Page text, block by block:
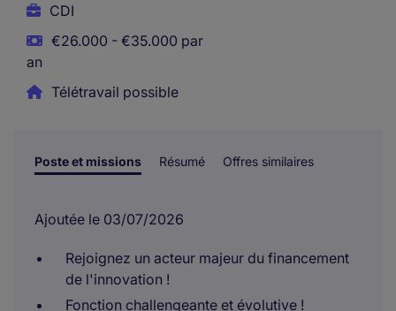
CDI
€26.000 - €35.000 par
an
Télétravail possible
Poste et missions Résumé Offres similaires
Ajoutée le 03/07/2026
Rejoignez un acteur majeur du financement
de l'innovation !
Fonction challengeante et évolutive !